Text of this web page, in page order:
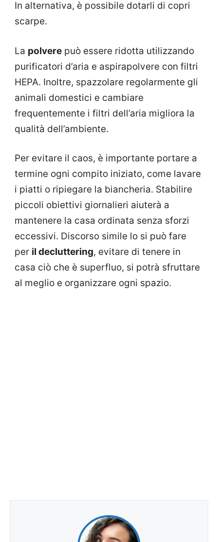
In alternativa, è possibile dotarli di copri
scarpe.
La polvere può essere ridotta utilizzando
purificatori d’aria e aspirapolvere con filtri
HEPA. Inoltre, spazzolare regolarmente gli
animali domestici e cambiare
frequentemente i filtri dell’aria migliora la
qualità dell’ambiente.
Per evitare il caos, è importante portare a
termine ogni compito iniziato, come lavare
i piatti o ripiegare la biancheria. Stabilire
piccoli obiettivi giornalieri aiuterà a
mantenere la casa ordinata senza sforzi
eccessivi. Discorso simile lo si può fare
per il decluttering, evitare di tenere in
casa ciò che è superfluo, si potrà sfruttare
al meglio e organizzare ogni spazio.